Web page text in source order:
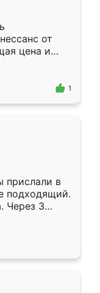
от
цена и
Приехавший
1
прислали в
подходящий.
Через 3
Остались